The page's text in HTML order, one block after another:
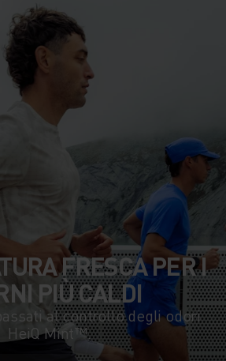
FRESCA PER I
PIÙ CALDI
al controllo degli odori
HeiQ Mint™.